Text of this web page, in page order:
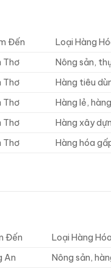
Đến Loại Hàng
Thơ Nông sản,
Thơ Hàng tiêu
Thơ Hàng lẻ,
Thơ Hàng xây
Thơ Hàng hóa
Đến Loại Hàng
An Nông sản,